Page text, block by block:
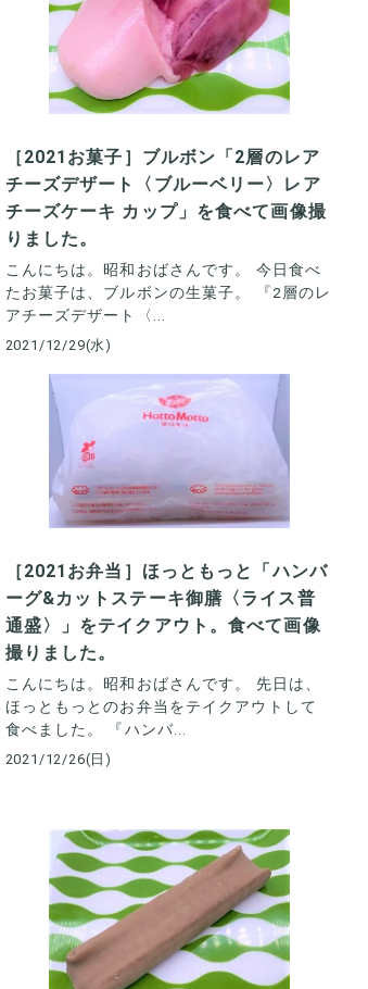
［2021お菓子］ブルボン「2層のレア
チーズデザート〈ブルーベリー〉レア
チーズケーキ カップ」を食べて画像撮
りました。
こんにちは。昭和おばさんです。 今日食べ
たお菓子は、ブルボンの生菓子。 『2層のレ
アチーズデザート〈...
2021/12/29(水)
［2021お弁当］ほっともっと「ハンバ
ーグ&カットステーキ御膳〈ライス普
通盛〉」をテイクアウト。食べて画像
撮りました。
こんにちは。昭和おばさんです。 先日は、
ほっともっとのお弁当をテイクアウトして
食べました。 『ハンバ...
2021/12/26(日)